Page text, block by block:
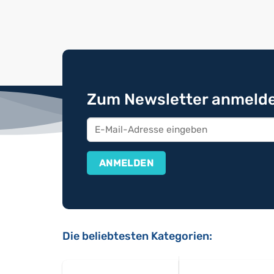
Zum Newsletter
Die beliebtesten Kategorien: